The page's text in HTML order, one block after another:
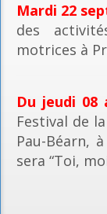
Mardi 22
des
motrices à
Du jeudi 08
Festival de
Pau-Béarn,
sera “Toi,